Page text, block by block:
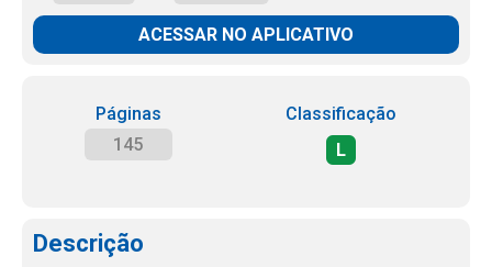
ACESSAR NO APLICATIVO
Páginas
145
Classificação
L
Descrição